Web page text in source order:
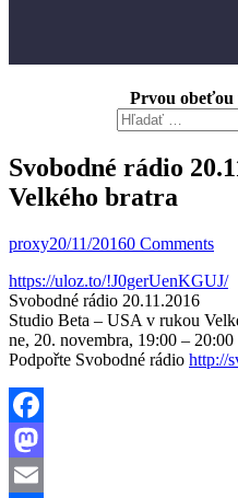
Prvou
Hľadať:
Svobodné rádio
Velkého bratra
proxy20/11/20160 Comments
https://uloz.to/!J0gerUenKGUJ/
Svobodné rádio 20.11.2016
Studio Beta – USA v rukou
ne, 20. novembra, 19:00 – 20:00
Podpořte Svobodné rádio http://
Facebook
Mastodon